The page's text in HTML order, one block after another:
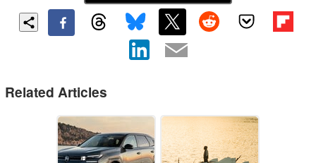
Related Articles